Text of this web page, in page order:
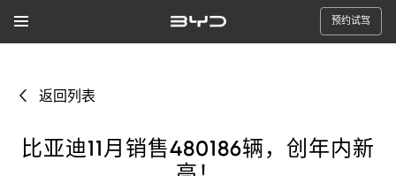
预约试驾
返回列表
比亚迪11月销售480186辆，创年内新